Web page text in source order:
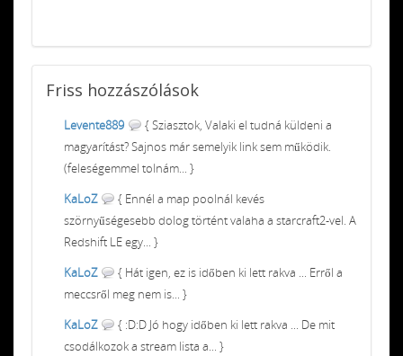
Friss hozzászólások
Levente889
{ Sziasztok, Valaki el tudná küldeni a
magyarítást? Sajnos már semelyik link sem működik.
(feleségemmel tolnám... }
KaLoZ
{ Ennél a map poolnál kevés
szörnyűségesebb dolog történt valaha a starcraft2-vel. A
Redshift LE egy... }
KaLoZ
{ Hát igen, ez is időben ki lett rakva ... Erről a
meccsről meg nem is... }
KaLoZ
{ :D:D Jó hogy időben ki lett rakva ... De mit
csodálkozok a stream lista a... }